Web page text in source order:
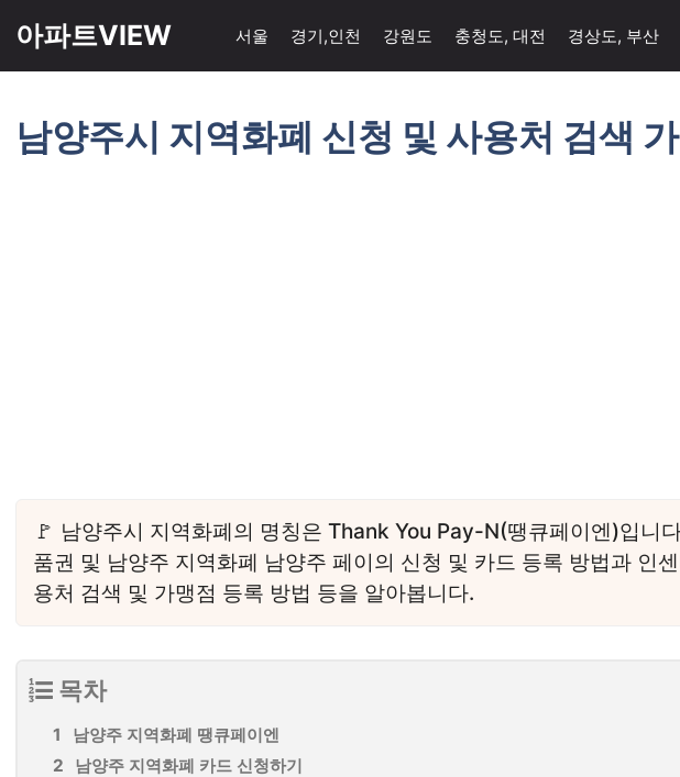
아파트VIEW 서울 경기,인천 강원도 충청도, 대전 경상도, 부산
남양주시 지역화폐 신청 및 사용처 검색
남양주시 지역화폐의 명칭은 Thank You Pay-N(땡큐페이엔)입니
품권 및 남양주 지역화폐 남양주 페이의 신청 및 카드 등록 방법과 인
용처 검색 및 가맹점 등록 방법 등을 알아봅니다.
목차
남양주 지역화폐 땡큐페이엔
남양주 지역화폐 카드 신청하기